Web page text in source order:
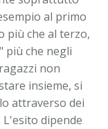
al primo
più che al terzo,
più che negli
non
insieme, si
attraverso dei
dipende